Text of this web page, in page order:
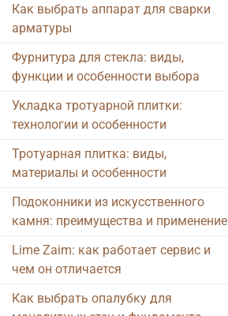
Как выбрать аппарат для сварки
арматуры
Фурнитура для стекла: виды,
функции и особенности выбора
Укладка тротуарной плитки:
технологии и особенности
Тротуарная плитка: виды,
материалы и особенности
Подоконники из искусственного
камня: преимущества и применение
Lime Zaim: как работает сервис и
чем он отличается
Как выбрать опалубку для